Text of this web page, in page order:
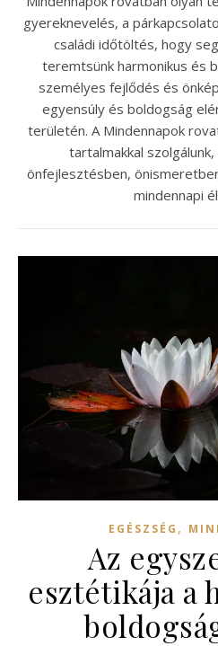
gyereknevelés, a
családi időtöltés, hogy
teremtsünk harmonikus és
személyes fejlődés és
egyensúly és boldogság
területén. A Mindennapok
tartalmakkal
önfejlesztésben,
mindennapi
EGÉSZSÉG ,
Az
esztétikája a